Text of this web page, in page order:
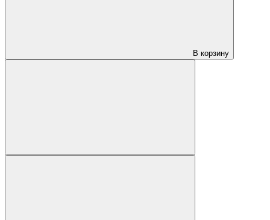
В корзину